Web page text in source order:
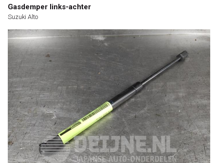
Gasdemper links-achter
Suzuki Alto